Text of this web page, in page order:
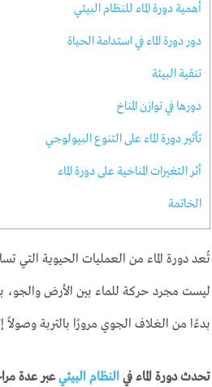
أهمية دورة الماء للنظام البيئي
دور دورة الماء في استدامة الحياة
تنقية البيئة
دورها في توازن المناخ
تأثير دورة الماء على التنوع البيولوجي
أثر التغيرات المناخية على دورة الماء
الخاتمة
تُعد دورة الماء من العمليات الحيوية
ليست مجرد حركة للماء بين الأرض
بدءًا من الغلاف الجوي مرورًا بالتربة وصولاً
تحدث دورة الماء في النظام البيئيعبر عدة